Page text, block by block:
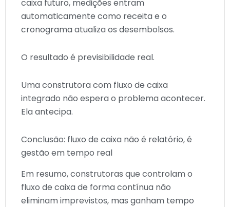
caixa futuro, medições entram
automaticamente como receita e o
cronograma atualiza os desembolsos.
O resultado é previsibilidade real.
Uma construtora com fluxo de caixa
integrado não espera o problema acontecer.
Ela antecipa.
Conclusão: fluxo de caixa não é relatório, é
gestão em tempo real
Em resumo, construtoras que controlam o
fluxo de caixa de forma contínua não
eliminam imprevistos, mas ganham tempo